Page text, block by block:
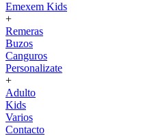
Emexem Kids
+
Remeras
Buzos
Canguros
Personalizate
+
Adulto
Kids
Varios
Contacto